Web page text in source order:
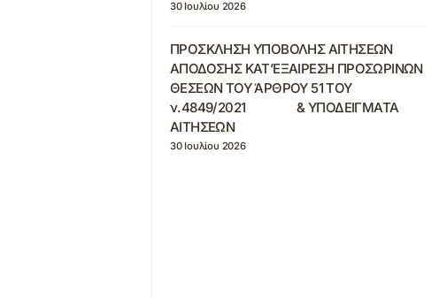
30 Ιουλίου 2026
ΠΡΟΣΚΛΗΣΗ ΥΠΟΒΟΛΗΣ ΑΙΤΗΣΕΩΝ
ΑΠΟΔΟΣΗΣ ΚΑΤ’ΕΞΑΙΡΕΣΗ ΠΡΟΣΩΡΙΝΩΝ
ΘΕΣΕΩΝ ΤΟΥ ΆΡΘΡΟΥ 51 ΤΟΥ
ν.4849/2021 & ΥΠΟΔΕΙΓΜΑΤΑ
ΑΙΤΗΣΕΩΝ
30 Ιουλίου 2026